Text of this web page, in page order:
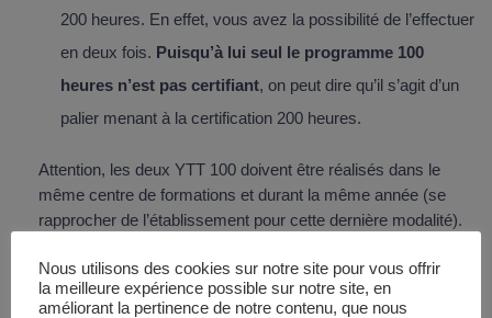
200 heures. En effet, vous avez la possibilité de l’effectuer
en deux fois. Puisqu’à lui seul le programme 100
heures n’est pas certifiant, on peut dire qu’il s’agit d’un
palier menant à la certification 200 heures.
Attention, les deux YTT 100 doivent être réalisés dans le
même centre de formations et durant la même année (se
rapprocher de l’établissement pour cette dernière modalité).
3. Le YTT 200 heures
Nous utilisons des cookies sur notre site pour vous offrir
la meilleure expérience possible sur notre site, en
améliorant la pertinence de notre contenu, que nous